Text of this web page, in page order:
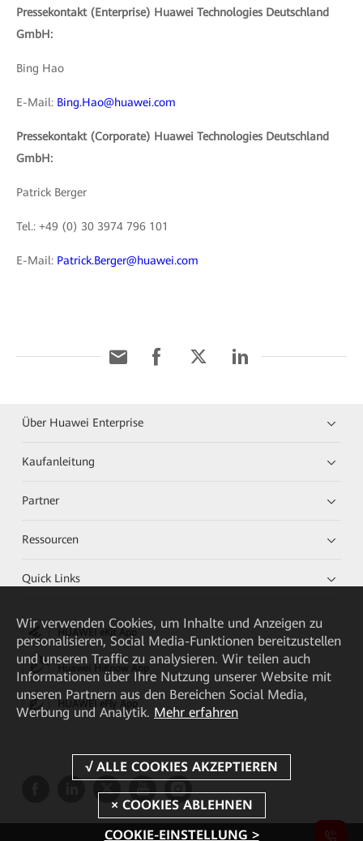
Pressekontakt (Enterprise) Huawei Technologies Deutschland
GmbH:
Bing Hao
E-Mail: Bing.Hao@huawei.com
Pressekontakt (Corporate) Huawei Technologies Deutschland
GmbH:
Patrick Berger
Tel.: +49 (0) 30 3974 796 101
E-Mail: Patrick.Berger@huawei.com
Über Huawei Enterprise
Kaufanleitung
Partner
Ressourcen
Quick Links
HUAWEI eKit App
Huawei HiKnow App
HUAWEI eFly App
Wir verwenden Cookies, um Inhalte und Anzeigen zu
personalisieren, Social Media-Funktionen bereitzustellen
und unseren Traffic zu analysieren. Wir teilen auch
Informationen über Ihre Nutzung unserer Website mit
unseren Partnern aus den Bereichen Social Media,
Werbung und Analytik. Mehr erfahren
COOKIE-EINSTELLUNG >